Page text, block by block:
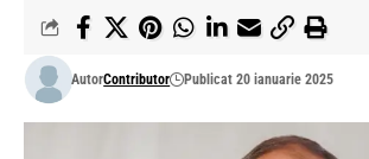
AutorContributor Publicat 20 ianuarie 2025